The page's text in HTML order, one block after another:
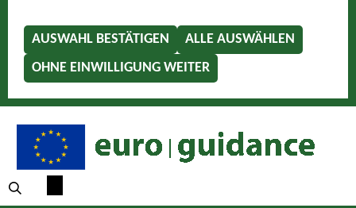
AUSWAHL BESTÄTIGEN
ALLE AUSWÄHLEN
OHNE EINWILLIGUNG WEITER